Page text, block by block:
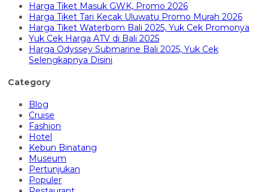
Harga Tiket Masuk GWK, Promo 2026
Harga Tiket Tari Kecak Uluwatu Promo Murah 2026
Harga Tiket Waterbom Bali 2025, Yuk Cek Promonya
Yuk Cek Harga ATV di Bali 2025
Harga Odyssey Submarine Bali 2025, Yuk Cek
Selengkapnya Disini
Category
Blog
Cruise
Fashion
Hotel
Kebun Binatang
Museum
Pertunjukan
Populer